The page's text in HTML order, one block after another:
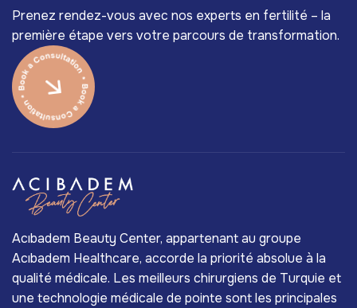
Prenez rendez-vous avec nos experts en fertilité – la
première étape vers votre parcours de transformation.
Acıbadem Beauty Center, appartenant au groupe
Acıbadem Healthcare, accorde la priorité absolue à la
qualité médicale. Les meilleurs chirurgiens de Turquie et
une technologie médicale de pointe sont les principales